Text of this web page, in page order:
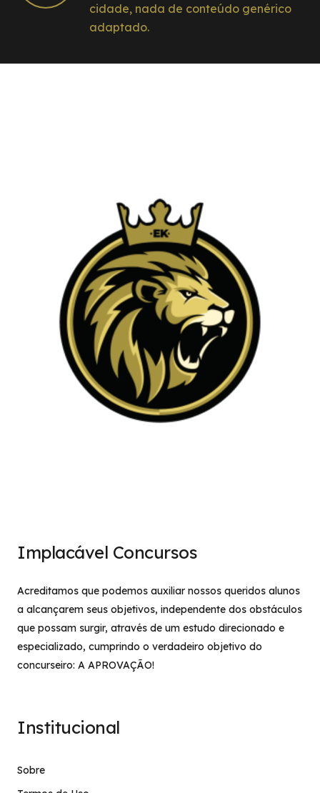
cidade, nada de conteúdo genérico
adaptado.
Implacável Concursos
Acreditamos que podemos auxiliar nossos queridos alunos
a alcançarem seus objetivos, independente dos obstáculos
que possam surgir, através de um estudo direcionado e
especializado, cumprindo o verdadeiro objetivo do
concurseiro: A APROVAÇÃO!
Institucional
Sobre